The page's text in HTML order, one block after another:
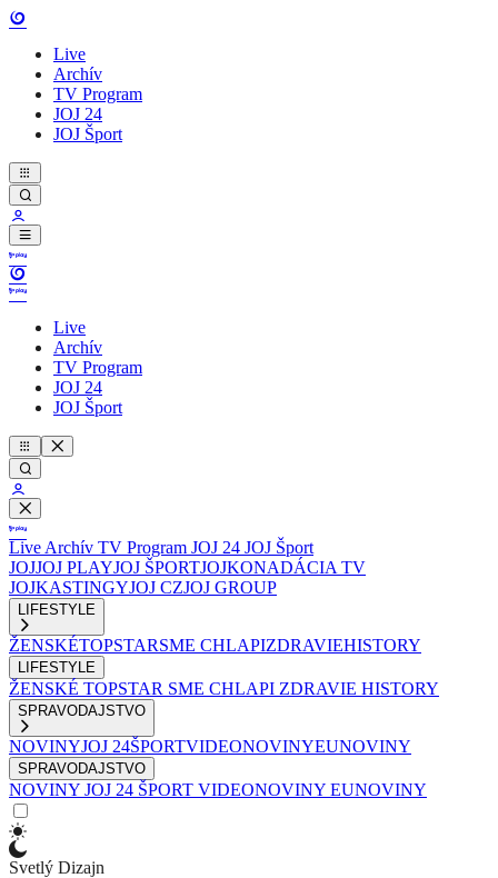
Live
Archív
TV Program
JOJ 24
JOJ Šport
Live
Archív
TV Program
JOJ 24
JOJ Šport
Live Archív TV Program JOJ 24 JOJ Šport
JOJJOJ PLAYJOJ ŠPORTJOJKONADÁCIA TV
JOJKASTINGYJOJ CZJOJ GROUP
LIFESTYLE
ŽENSKÉTOPSTARSME CHLAPIZDRAVIEHISTORY
LIFESTYLE
ŽENSKÉ TOPSTAR SME CHLAPI ZDRAVIE HISTORY
SPRAVODAJSTVO
NOVINYJOJ 24ŠPORTVIDEONOVINYEUNOVINY
SPRAVODAJSTVO
NOVINY JOJ 24 ŠPORT VIDEONOVINY EUNOVINY
Svetlý Dizajn